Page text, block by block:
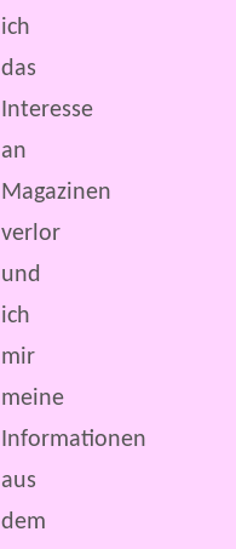
ich
das
Interesse
an
Magazinen
verlor
und
ich
mir
meine
Informationen
aus
dem